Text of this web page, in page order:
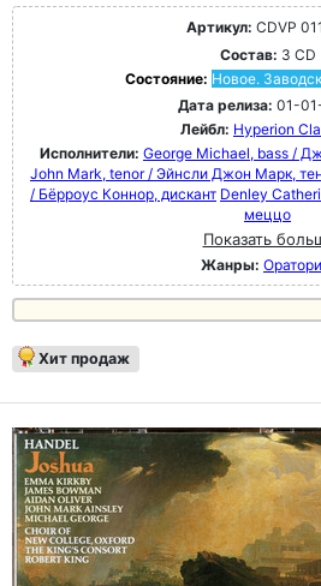
Артикул: CDVP
Состав: 3 CD
Состояние: Новое.
Дата релиза: 01-
Лейбл: Hyperion
Исполнители: George Michael, bass /
John Mark, tenor / Эйнсли Джон Марк,
/ Бёрроус Коннор, дискант Denley
меццо
Показать
Жанры:
Хит продаж